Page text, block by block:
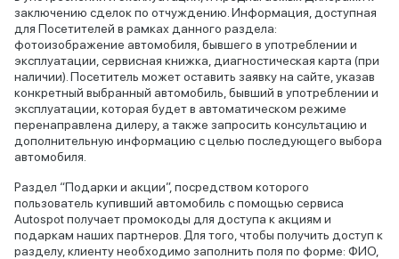
заключению сделок по отчуждению. Информация, доступная
для Посетителей в рамках данного раздела:
фотоизображение автомобиля, бывшего в употреблении и
эксплуатации, сервисная книжка, диагностическая карта (при
наличии). Посетитель может оставить заявку на сайте, указав
конкретный выбранный автомобиль, бывший в употреблении и
эксплуатации, которая будет в автоматическом режиме
перенаправлена дилеру, а также запросить консультацию и
дополнительную информацию с целью последующего выбора
автомобиля.
Раздел “Подарки и акции”, посредством которого
пользователь купивший автомобиль с помощью сервиса
Autospot получает промокоды для доступа к акциям и
подаркам наших партнеров. Для того, чтобы получить доступ к
разделу, клиенту необходимо заполнить поля по форме: ФИО,